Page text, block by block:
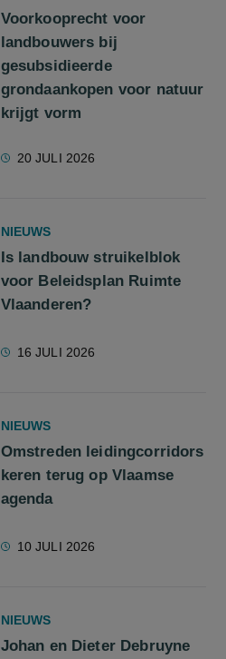
Voorkooprecht voor
landbouwers bij
gesubsidieerde
grondaankopen voor natuur
krijgt vorm
20 JULI 2026
NIEUWS
Is landbouw struikelblok
voor Beleidsplan Ruimte
Vlaanderen?
16 JULI 2026
NIEUWS
Omstreden leidingcorridors
keren terug op Vlaamse
agenda
10 JULI 2026
NIEUWS
Johan en Dieter Debruyne